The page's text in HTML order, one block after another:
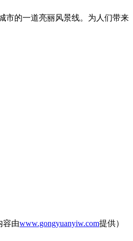
市的一道亮丽风景线。为人们带来
容由www.gongyuanyiw.com提供）